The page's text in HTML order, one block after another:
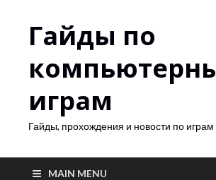
Гайды по
играм
Гайды, прохождения и новости по играм
MAIN MENU